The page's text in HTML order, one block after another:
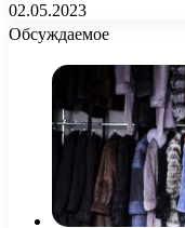
02.05.2023
Обсуждаемое